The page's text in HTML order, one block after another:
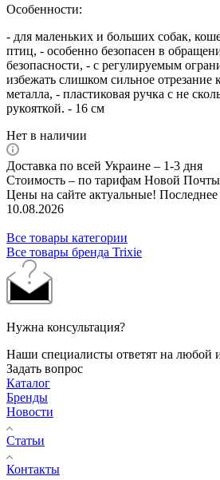
Особенности:
- для маленьких и больших собак,
птиц, - особенно безопасен в
безопасности, - с регулируемым
избежать слишком сильное отрезание
металла, - пластиковая ручка с не
рукояткой. - 16 см
Нет в наличии
Доставка по всей Украине – 1-3 дня
Стоимость – по тарифам Новой Почты
Цены на сайте актуальные!
10.08.2026
Все товары категории
Все товары бренда Trixie
Нужна консультация?
Наши специалисты ответят на любой
Задать вопрос
Каталог
Бренды
Новости
Статьи
Контакты